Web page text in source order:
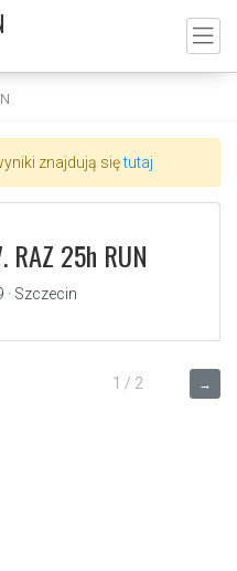
znajdują siętutaj
RAZ 25h RUN
· Szczecin
→
1 / 2